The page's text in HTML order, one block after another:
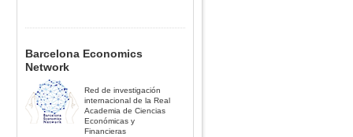
Barcelona Economics
Network
Red de investigación
internacional de la Real
Academia de Ciencias
Económicas y
Financieras